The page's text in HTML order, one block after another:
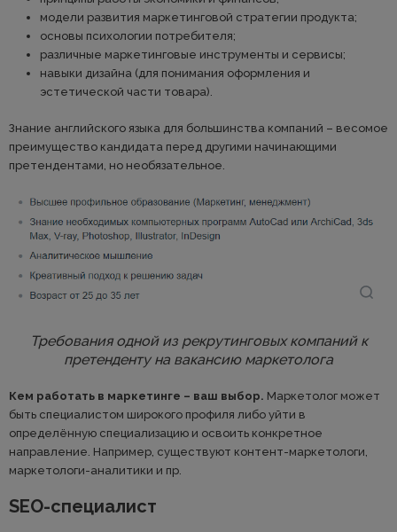
модели развития маркетинговой стратегии продукта;
основы психологии потребителя;
различные маркетинговые инструменты и сервисы;
навыки дизайна (для понимания оформления и
эстетической части товара).
Знание английского языка для большинства компаний – весомое
преимущество кандидата перед другими начинающими
претендентами, но необязательное.
Требования одной из рекрутинговых компаний к
претенденту на вакансию маркетолога
Кем работать в маркетинге – ваш выбор. Маркетолог может
быть специалистом широкого профиля либо уйти в
определённую специализацию и освоить конкретное
направление. Например, существуют контент-маркетологи,
маркетологи-аналитики и пр.
SEO-специалист